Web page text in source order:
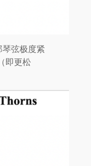
弦极度紧
即更松